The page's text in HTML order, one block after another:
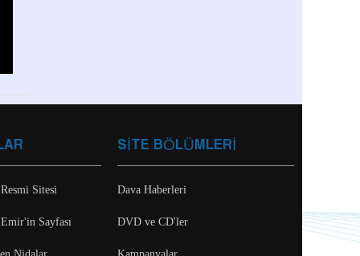
SİTE BÖLÜMLERİ
Dava Haberleri
DVD ve CD'ler
Sitesi
Sayfası